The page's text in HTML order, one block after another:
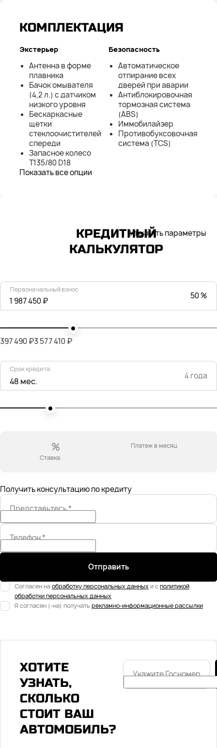
КОМПЛЕКТАЦИЯ
Экстерьер
Антенна в форме
плавника
Бачок омывателя
(4,2 л.) с датчиком
низкого уровня
Бескаркасные
щетки
стеклоочистителей
спереди
Запасное колесо
T135/80 D18
Безопасность
Автоматическое
отпирание всех
дверей при аварии
Антиблокировочная
тормозная система
(ABS)
Иммобилайзер
Противобуксовочная
система (TCS)
Показать все опции
КРЕДИТНЫЙ
КАЛЬКУЛЯТОР
Уточнить параметры
Первоначальный взнос
1 987 450 ₽
50 %
397 490 ₽3 577 410 ₽
Срок кредита
48 мес. 4 года
%
Ставка
Платеж в месяц
Получить консультацию по кредиту
Представьтесь*
Телефон*
Отправить
Согласен наобработку персональных данных и сполитикой
обработки персональных данных
Я согласен (-на) получать рекламно-информационные рассылки
ХОТИТЕ
УЗНАТЬ,
СКОЛЬКО
СТОИТ ВАШ
АВТОМОБИЛЬ?
УкажитеГосномер